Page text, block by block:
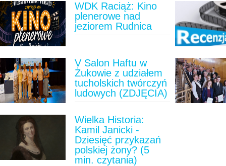
WDK Raciąż: Kino
plenerowe nad
jeziorem Rudnica
V Salon Haftu w
Żukowie z udziałem
tucholskich twórczyń
ludowych (ZDJĘCIA)
Wielka Historia:
Kamil Janicki -
Dziesięć przykazań
polskiej żony? (5
min. czytania)